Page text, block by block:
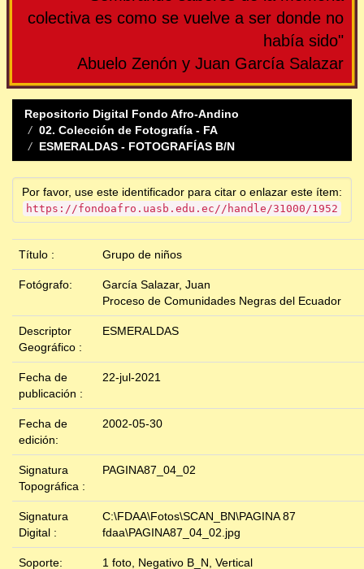
colectiva es como se vuelve a ser donde no
había sido"
Abuelo Zenón y Juan García Salazar
Repositorio Digital Fondo Afro-Andino
02. Colección de Fotografía - FA
ESMERALDAS - FOTOGRAFÍAS B/N
Por favor, use este identificador para citar o enlazar este ítem:
https://fondoafro.uasb.edu.ec//handle/31000/1952
Título : Grupo de niños
Fotógrafo:
García Salazar, Juan
Proceso de Comunidades Negras del Ecuador
Descriptor
Geográfico :
ESMERALDAS
Fecha de
publicación :
22-jul-2021
Fecha de
edición:
2002-05-30
Signatura
Topográfica :
PAGINA87_04_02
Signatura
Digital :
C:\FDAA\Fotos\SCAN_BN\PAGINA 87
fdaa\PAGINA87_04_02.jpg
Soporte:
1 foto, Negativo B_N, Vertical